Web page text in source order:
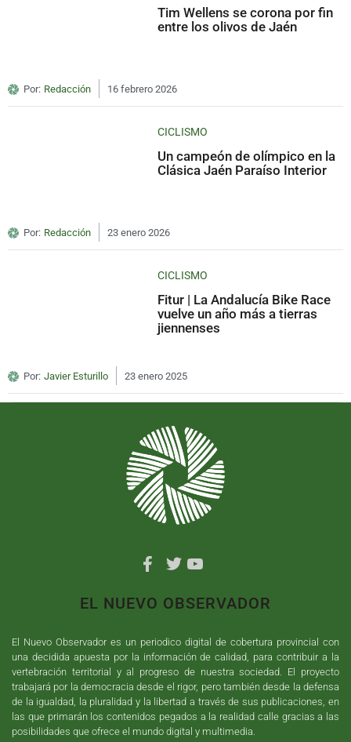
Tim Wellens se corona por fin
entre los olivos de Jaén
Por: Redacción 16 febrero 2026
CICLISMO
Un campeón de olímpico en la
Clásica Jaén Paraíso Interior
Por: Redacción 23 enero 2026
CICLISMO
Fitur | La Andalucía Bike Race
vuelve un año más a tierras
jiennenses
Por: Javier Esturillo 23 enero 2025
EL NUEVO OBSERVADOR
El Nuevo Observador es un periodico digital de cobertura provincial con
una decidida apuesta por la información de calidad, para contribuir a la
vertebración territorial y al progreso de nuestra sociedad. El proyecto
trabajará por la democracia desde el rigor, pero también desde la defensa
de la igualdad, la pluralidad y la libertad a través de sus publicaciones, en
las que primarán los contenidos pegados a la realidad calle gracias a las
posibilidades que ofrece el mundo digital y multimedia.